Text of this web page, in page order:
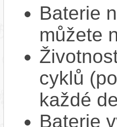
Baterie
můžete
cyklů
každé
Baterie